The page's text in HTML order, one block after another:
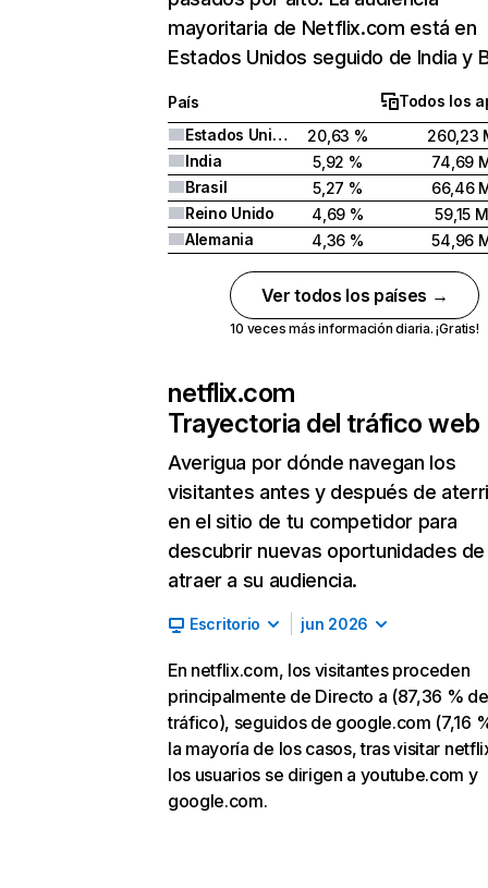
mayoritaria de Netflix.com está en
Estados Unidos seguido de India y
País
Todos los
Estados Unidos
20,63 %
260,23
India
5,92 %
74,69
Brasil
5,27 %
66,46
Reino Unido
4,69 %
59,15 M
Alemania
4,36 % 54,96
Ver todos los países →
10 veces más información diaria. ¡Gratis!
netflix.com
Trayectoria del tráfico web
Averigua por dónde navegan los
visitantes antes y después de
en el sitio de tu competidor para
descubrir nuevas oportunidades de
atraer a su audiencia.
Escritorio jun 2026
En netflix.com, los visitantes proceden
principalmente de Directo a (87,36 % de
tráfico), seguidos de google.com (7,16
la mayoría de los casos, tras visitar
los usuarios se dirigen a youtube.com y
google.com.